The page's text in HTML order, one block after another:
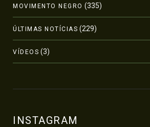
MOVIMENTO NEGRO (335)
ÚLTIMAS NOTÍCIAS (229)
VÍDEOS (3)
INSTAGRAM